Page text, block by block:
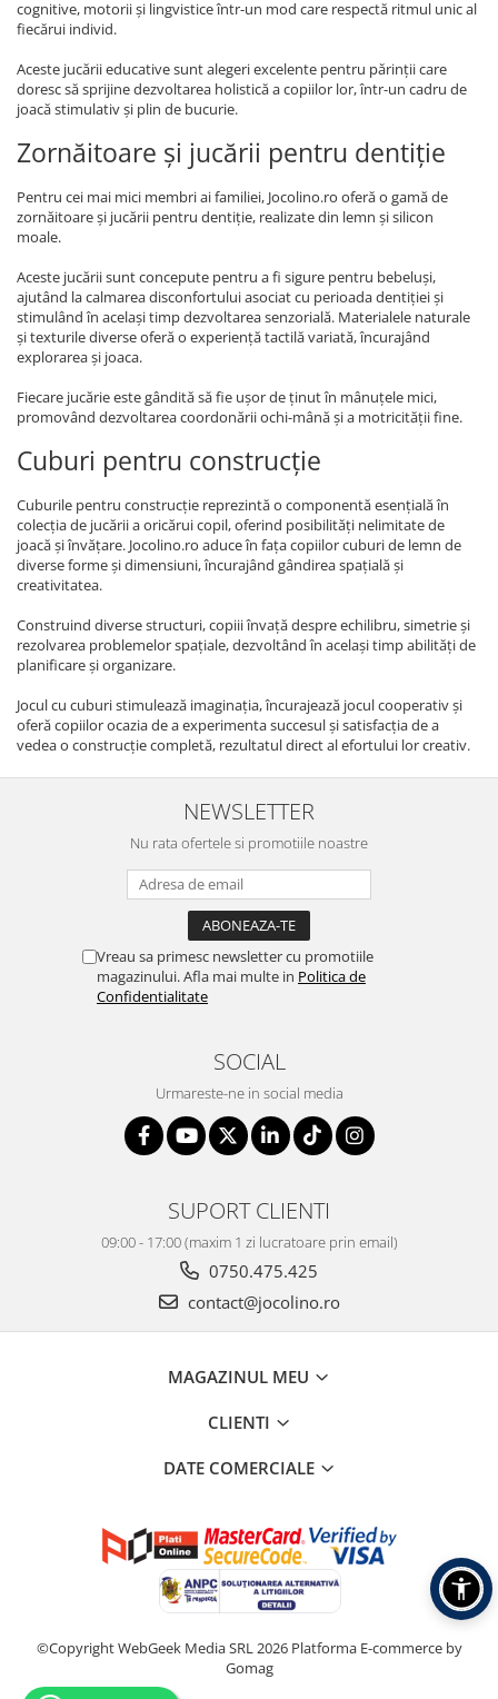
cognitive, motorii și lingvistice într-un mod care respectă ritmul unic al
fiecărui individ.
Aceste jucării educative sunt alegeri excelente pentru părinții care
doresc să sprijine dezvoltarea holistică a copiilor lor, într-un cadru de
joacă stimulativ și plin de bucurie.
Zornăitoare și jucării pentru dentiție
Pentru cei mai mici membri ai familiei, Jocolino.ro oferă o gamă de
zornăitoare și jucării pentru dentiție, realizate din lemn și silicon
moale.
Aceste jucării sunt concepute pentru a fi sigure pentru bebeluși,
ajutând la calmarea disconfortului asociat cu perioada dentiției și
stimulând în același timp dezvoltarea senzorială. Materialele naturale
și texturile diverse oferă o experiență tactilă variată, încurajând
explorarea și joaca.
Fiecare jucărie este gândită să fie ușor de ținut în mânuțele mici,
promovând dezvoltarea coordonării ochi-mână și a motricității fine.
Cuburi pentru construcție
Cuburile pentru construcție reprezintă o componentă esențială în
colecția de jucării a oricărui copil, oferind posibilități nelimitate de
joacă și învățare. Jocolino.ro aduce în fața copiilor cuburi de lemn de
diverse forme și dimensiuni, încurajând gândirea spațială și
creativitatea.
Construind diverse structuri, copiii învață despre echilibru, simetrie și
rezolvarea problemelor spațiale, dezvoltând în același timp abilități de
planificare și organizare.
Jocul cu cuburi stimulează imaginația, încurajează jocul cooperativ și
oferă copiilor ocazia de a experimenta succesul și satisfacția de a
vedea o construcție completă, rezultatul direct al efortului lor creativ.
NEWSLETTER
Nu rata ofertele si promotiile noastre
Vreau sa primesc newsletter cu promotiile
magazinului. Afla mai multe in Politica de
Confidentialitate
SOCIAL
Urmareste-ne in social media
SUPORT CLIENTI
09:00 - 17:00 (maxim 1 zi lucratoare prin email)
0750.475.425
contact@jocolino.ro
MAGAZINUL MEU
CLIENTI
DATE COMERCIALE
©Copyright WebGeek Media SRL 2026 Platforma E-commerce by
Gomag